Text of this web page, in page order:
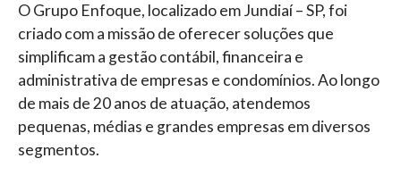
O Grupo Enfoque, localizado em Jundiaí – SP, foi
criado com a missão de oferecer soluções que
simplificam a gestão contábil, financeira e
administrativa de empresas e condomínios.Ao longo
de mais de 20 anos de atuação, atendemos
pequenas, médias e grandes empresas em diversos
segmentos.